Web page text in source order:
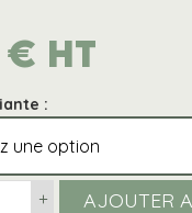
€ HT
:
+ AJOUTER